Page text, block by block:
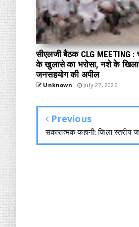
सीएलजी बैठक CLG MEETING :
के खुलासे का भरोसा, नशे के
जनसहयोग की अपील
Unknown July 27, 2026
Previous
सकारात्मक कहानी: जिला